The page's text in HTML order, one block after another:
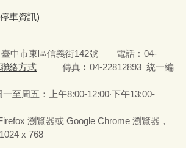
車資訊)
臺中市東區信義街142號 電話︰04-
絡方式
傳真︰04-22812893 統一編
至周五：上午8:00-12:00‧下午13:00-
瀏覽器或 Google Chrome 瀏覽器，
x 768